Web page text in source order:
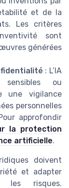
et de la
Les critères
sont
générées
: L’IA
ou
une vigilance
personnelles
approfondir
la protection
artificielle.
doivent
et adapter
les risques.